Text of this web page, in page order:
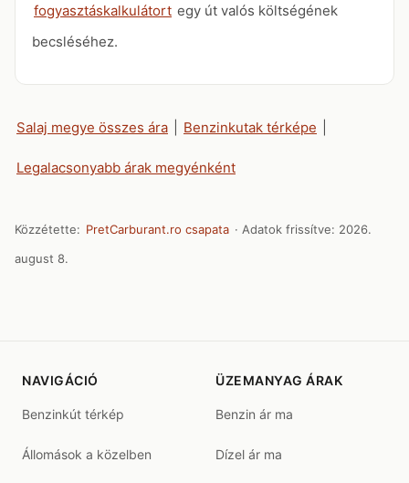
fogyasztáskalkulátort egy út valós költségének
becsléséhez.
Salaj megye összes ára Benzinkutak térképe
Legalacsonyabb árak megyénként
Közzétette: PretCarburant.ro csapata · Adatok frissítve: 2026.
august 8.
NAVIGÁCIÓ
Benzinkút térkép
Állomások a közelben
ÜZEMANYAG ÁRAK
Benzin ár ma
Dízel ár ma